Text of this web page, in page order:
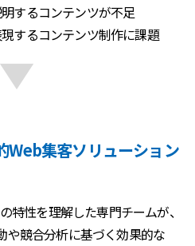
するコンテンツが不足
するコンテンツ制作に課題
Web集客ソリューション
特性を理解した専門チームが、
や競合分析に基づく効果的な